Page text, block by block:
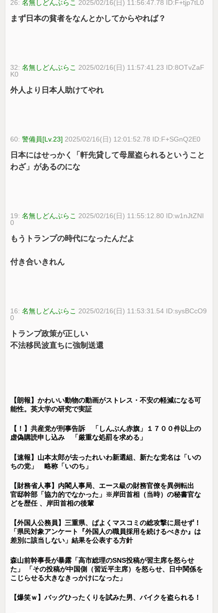
26:名無しどんぶらこ 2025/02/16(日) 11:56:47.78 ID:F+tjp7tL0
まず日本の貧者をなんとかしてからやれば？
32:名無しどんぶらこ 2025/02/16(日) 11:57:41.23 ID:8OTvZaF
K0
外人より日本人助けてやれ
60:警備員[Lv.23] 2025/02/16(日) 12:01:52.78 ID:F+SGnQ2E0
日本にはせっかく「軒先貸して母屋盗られるということ
わざ」があるのにな
19:名無しどんぶらこ 2025/02/16(日) 11:55:12.80 ID:w1nJtZNI
0
もうトランプの時代になったんだよ
付き合いきれん
16:名無しどんぶらこ 2025/02/16(日) 11:53:31.54 ID:sysBCcO9
0
トランプ政策が正しい
不法移民波直ちに強制送還
【朗報】かわいい動物の動画がストレス・不安の軽減になる可
能性。英大学の研究で実証
【！】共産党が刑事告訴 「しんぶん赤旗」１７００件以上の
虚偽購読申し込み 「厳重な処罰を求める」
【速報】山本太郎が去ったれいわ新選組、新たな党名は「いの
ちの党」 略称「いのち」
【財務省人事】内閣人事局、エース級の財務官僚を異例転出
官邸幹部「協力的でなかった」※岸田首相（当時）の秘書官な
どを歴任 、岸田首相の後輩
【外国人公務員】三重県、ぱよくマスコミの総攻撃に屈せず！
「県民対象アンケート『外国人の職員採用を続けるべきか』は
差別に該当しない」結果を公表する方針
森山前幹事長が暴露「高市総理のSNS投稿が習主席を怒らせ
た」 「その投稿が中国側（習近平主席）を怒らせ、日中関係を
こじらせる大きなきっかけになった」
【爆笑ｗ】バッグひったくりを試みた男、バイクを盗られる！